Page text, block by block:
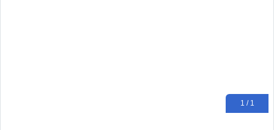
1 / 1